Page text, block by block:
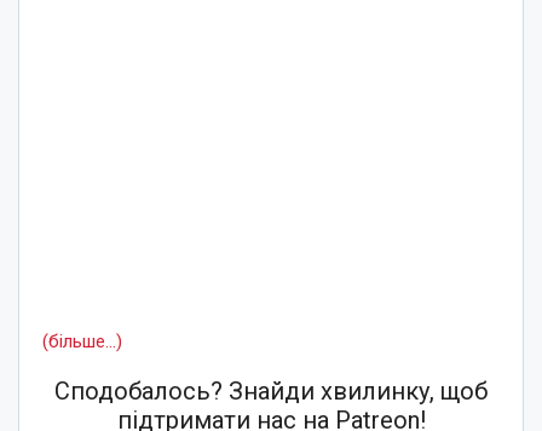
(більше…)
Сподобалось? Знайди хвилинку, щоб
підтримати нас на Patreon!